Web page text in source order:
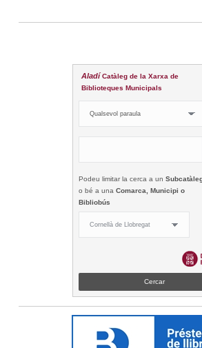
Aladí Catàleg de la Xarxa de
Biblioteques Municipals
Podeu limitar la cerca a un
o bé a una Comarca, Municipi o
Bibliobús